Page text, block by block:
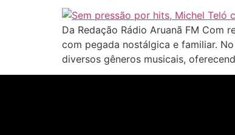
Da Redação Rádio Aruanã FM Com
com pegada nostálgica e familiar.
diversos gêneros musicais,